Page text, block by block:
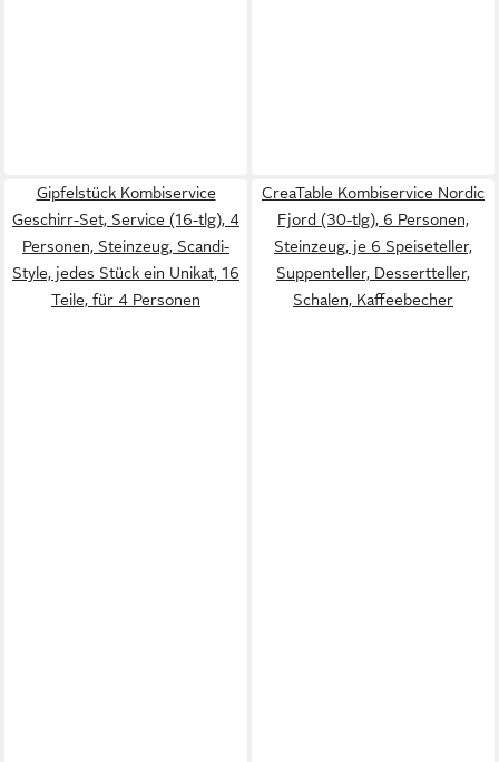
Gipfelstück Kombiservice
Geschirr-Set, Service (16-tlg), 4
Personen, Steinzeug, Scandi-
Style, jedes Stück ein Unikat, 16
Teile, für 4 Personen
CreaTable Kombiservice Nordic
Fjord (30-tlg), 6 Personen,
Steinzeug, je 6 Speiseteller,
Suppenteller, Dessertteller,
Schalen, Kaffeebecher